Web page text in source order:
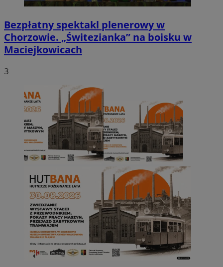
Bezpłatny spektakl plenerowy w
Chorzowie. „Świtezianka” na boisku w
Maciejkowicach
3